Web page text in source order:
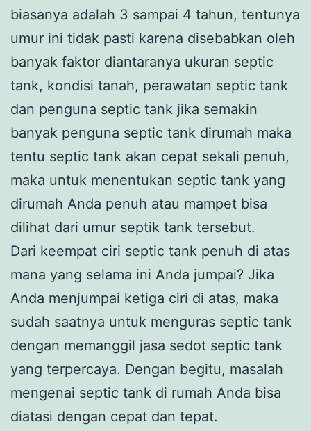
biasanya adalah 3 sampai 4 tahun, tentunya
umur ini tidak pasti karena disebabkan oleh
banyak faktor diantaranya ukuran septic
tank, kondisi tanah, perawatan septic tank
dan penguna septic tank jika semakin
banyak penguna septic tank dirumah maka
tentu septic tank akan cepat sekali penuh,
maka untuk menentukan septic tank yang
dirumah Anda penuh atau mampet bisa
dilihat dari umur septik tank tersebut.
Dari keempat ciri septic tank penuh di atas
mana yang selama ini Anda jumpai? Jika
Anda menjumpai ketiga ciri di atas, maka
sudah saatnya untuk menguras septic tank
dengan memanggil jasa sedot septic tank
yang terpercaya. Dengan begitu, masalah
mengenai septic tank di rumah Anda bisa
diatasi dengan cepat dan tepat.